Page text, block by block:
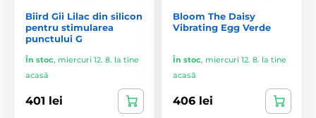
Biird Gii Lilac din silicon
pentru stimularea
punctului G
În stoc, miercuri 12. 8. la tine
acasă
401 lei
Bloom The Daisy
Vibrating Egg Verde
În stoc, miercuri 12. 8. la tine
acasă
406 lei